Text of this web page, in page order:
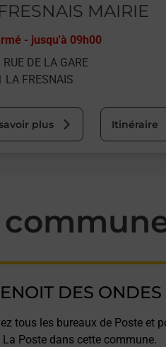
MAIRIE
- jusqu'à 09h00
RUE DE LA GARE
LA FRESNAIS
plus Itinéraire
DES ONDES
tous les bureaux de Poste et
Poste dans cette commune.